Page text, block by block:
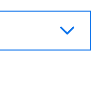
1%
= 1